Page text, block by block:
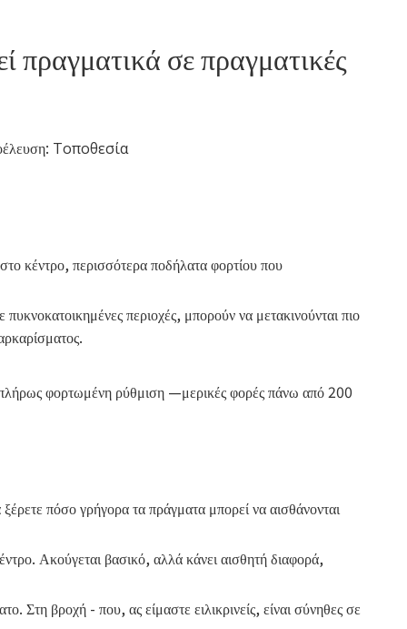
πραγματικά σε πραγματικές
Τοποθεσία
κέντρο, περισσότερα ποδήλατα φορτίου που
περιοχές, μπορούν να μετακινούνται πιο
πλήρως φορτωμένη ρύθμιση —μερικές φορές πάνω από 200
πόσο γρήγορα τα πράγματα μπορεί να αισθάνονται
Ακούγεται βασικό, αλλά κάνει αισθητή διαφορά,
βροχή - που, ας είμαστε ειλικρινείς, είναι σύνηθες σε